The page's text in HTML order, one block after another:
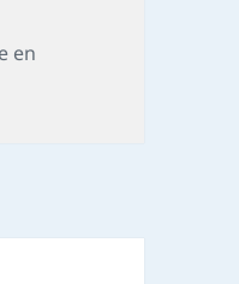
en
livre : Le garçon